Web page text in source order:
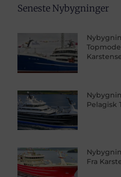
Seneste Nybygninger
Pelagisk
Fra